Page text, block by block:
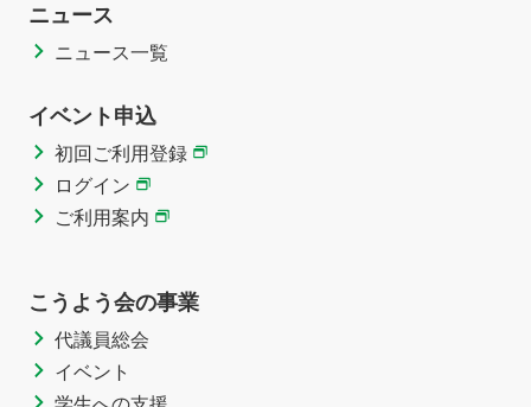
ニュース
ニュース一覧
イベント申込
初回ご利用登録
ログイン
ご利用案内
こうよう会の事業
代議員総会
イベント